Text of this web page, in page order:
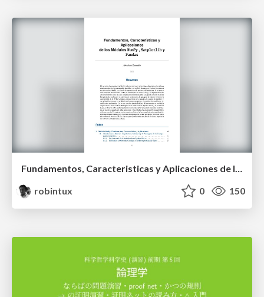
Fundamentos, Caracteristicas y Aplicaciones de los Modulos NumPy , Matplotlib y Pandas
robintux
0 150